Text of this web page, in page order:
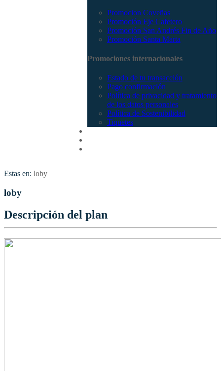
Promocion Coveñas
Promoción Eje Cafetero
Promoción San Andrés Fin de Año
Promoción Santa Marta
Promociones internacionales
Estado de tu transacción
Pago confirmación
Política de privacidad y tratamiento
de los datos personales
Política de Sostenibilidad
Tiquetes
Estas en: loby
loby
Descripción del plan